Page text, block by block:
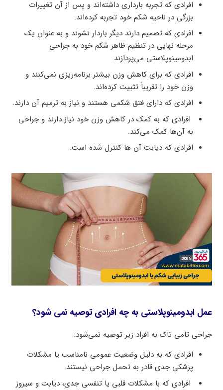
افرادی که تجربه بارداری داشته‌اند و پس از آن تغییرات
بزرگی در ناحیه شکم خود تجربه کرده‌اند.
افرادی که تصمیم دارند دیگر باردار نشوند و به عنوان یک
مرحله نهایی در تنظیم ظاهر شکم خود به جراحی
ابدومینوپلاستی می‌پردازند.
افرادی که برای کاهش وزن بیشتر برنامه‌ریزی نمی‌کنند و
وزن خود را تقریباً تثبیت کرده‌اند.
افرادی که دارای فتق شکمی هستند و نیاز به ترمیم آن دارند.
افرادی که به کمک در کاهش وزن خود نیاز دارند و جراحی
به آن‌ها کمک می‌کند.
افرادی که دیابت آن ها کنترل شده است.
عمل ابدومینوپلاستی به چه افرادی توصیه نمی شود؟
جراحی تامی تاک به افراد زیر توصیه نمی‌شود:
افرادی که به دلیل وضعیت عمومی نامناسب یا مشکلات
پزشکی جدی قادر به تحمل جراحی نیستند.
افرادی که با مشکلات قلبی یا تنفسی جدی، دیابت و سیروز